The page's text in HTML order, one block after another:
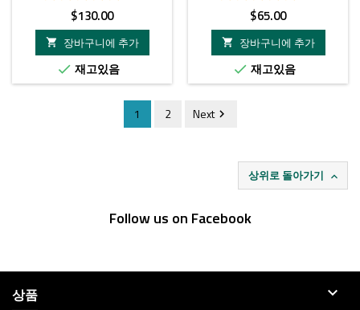
가
격
$130.00

장바구니에 추가
 재고있음
가
격
$65.00

장바구니에 추가
 재고있음
1 2 Next
상위로 돌아가기 
Follow us on Facebook
상품 